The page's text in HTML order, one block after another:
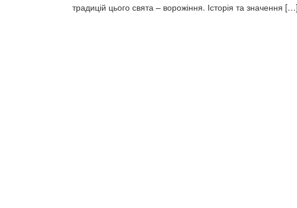
традицій цього свята – ворожіння. Історія та значення […]